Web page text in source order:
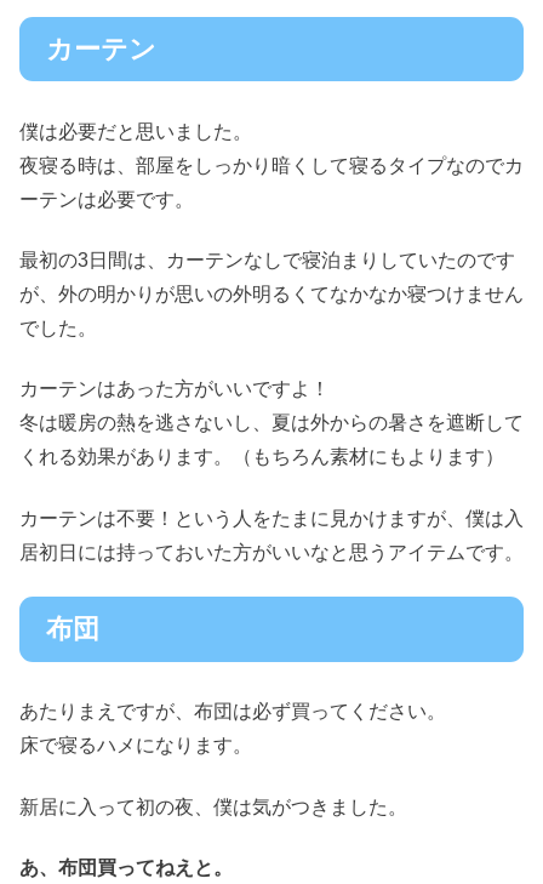
カーテン
僕は必要だと思いました。
夜寝る時は、部屋をしっかり暗くして寝るタイプなのでカ
ーテンは必要です。
最初の3日間は、カーテンなしで寝泊まりしていたのです
が、外の明かりが思いの外明るくてなかなか寝つけません
でした。
カーテンはあった方がいいですよ！
冬は暖房の熱を逃さないし、夏は外からの暑さを遮断して
くれる効果があります。（もちろん素材にもよります）
カーテンは不要！という人をたまに見かけますが、僕は入
居初日には持っておいた方がいいなと思うアイテムです。
布団
あたりまえですが、布団は必ず買ってください。
床で寝るハメになります。
新居に入って初の夜、僕は気がつきました。
あ、布団買ってねえと。